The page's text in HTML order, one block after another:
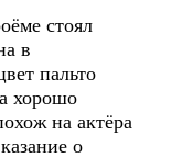
стоял
в
пальто
хорошо
на актёра
о